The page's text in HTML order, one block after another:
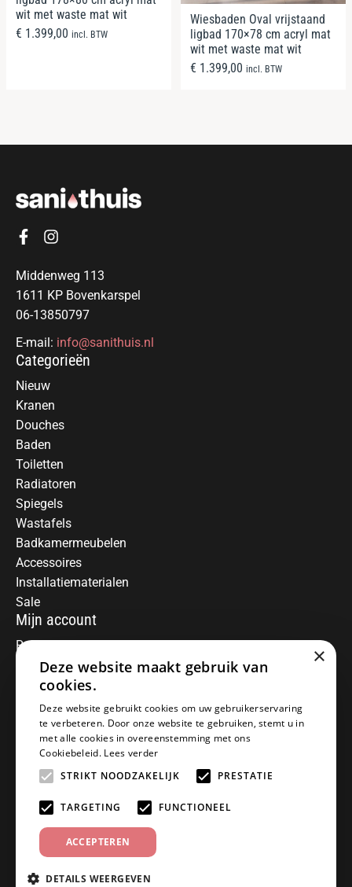
wit met waste mat wit
€ 1.399,00 incl. BTW
Wiesbaden Oval vrijstaand
ligbad 170×78 cm acryl mat
wit met waste mat wit
€ 1.399,00 incl. BTW
Middenweg 113
1611 KP Bovenkarspel
06-13850797
E-mail: info@sanithuis.nl
Categorieën
Nieuw
Kranen
Douches
Baden
Toiletten
Radiatoren
Spiegels
Wastafels
Badkamermeubelen
Accessoires
Installatiematerialen
Sale
Mijn account
Registreren
Mijn bestellingen
Informatie
Over ons
Algemene voorwaarden
Disclaimer
Privacy Policy
Betaalmethoden
Retourneren
Klantenservice
Offerte aanvragen
×
Deze website maakt gebruik van
cookies.
Deze website gebruikt cookies om uw gebruikerservaring
te verbeteren. Door onze website te gebruiken, stemt u in
met alle cookies in overeenstemming met ons
Cookiebeleid. Lees verder
STRIKT NOODZAKELIJK
PRESTATIE
TARGETING FUNCTIONEEL
ACCEPTEREN
DETAILS WEERGEVEN